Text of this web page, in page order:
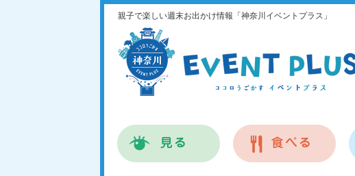
親子で楽しい週末お出かけ情報「神奈川イベントプラス」